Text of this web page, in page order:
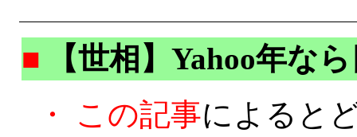
■
【世相】Yahoo年な
・
この記事によると